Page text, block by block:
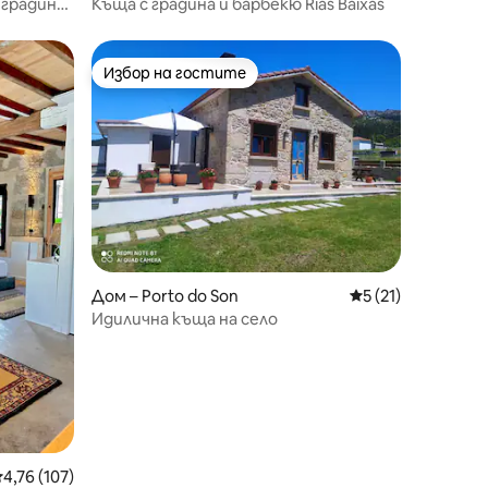
оценка: 4,76 от 5, 107 отзива
4,76 (107)
Избор на гостите
Избор на гостите
Дом – Porto do Son Средна оценка:
5 (21)
Идилична къща на село